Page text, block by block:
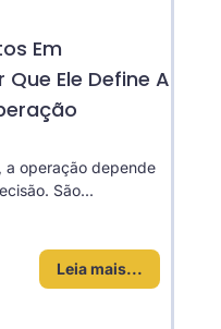
Em
Ele Define A
a operação depende
São...
Leia mais...